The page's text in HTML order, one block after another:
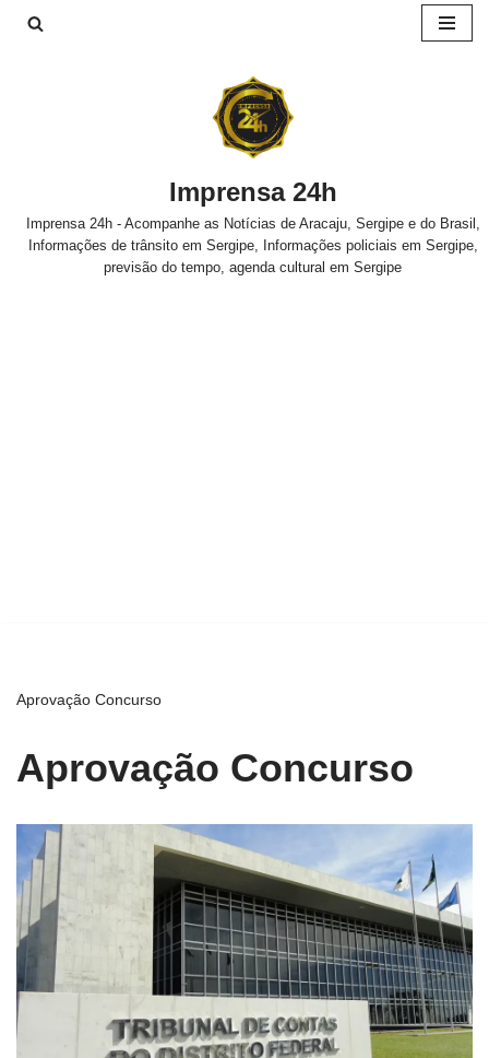
Imprensa 24h
Imprensa 24h - Acompanhe as Notícias de Aracaju, Sergipe e do Brasil,
Informações de trânsito em Sergipe, Informações policiais em Sergipe,
previsão do tempo, agenda cultural em Sergipe
Aprovação Concurso
Aprovação Concurso